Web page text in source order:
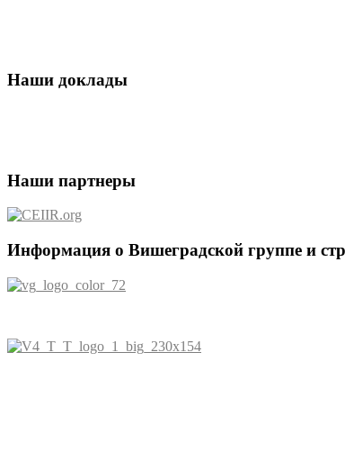
Наши доклады
Наши партнеры
Информация о Вишеградской группе и